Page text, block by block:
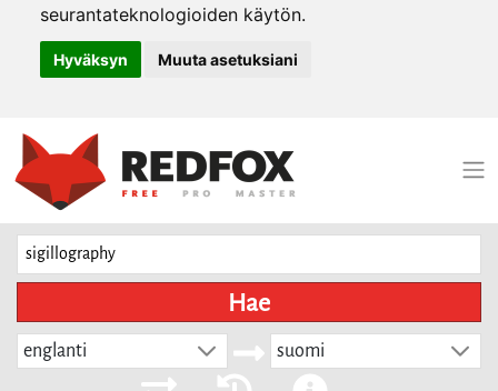
seurantateknologioiden käytön.
Hyväksyn Muuta asetuksiani
Hae
englanti suomi